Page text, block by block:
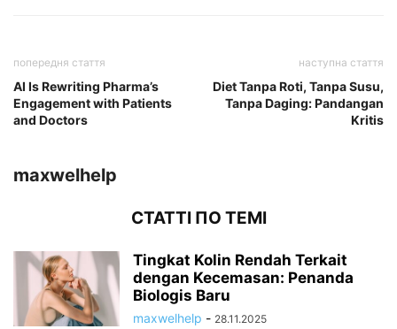
попередня стаття
AI Is Rewriting Pharma’s
Engagement with Patients
and Doctors
наступна стаття
Diet Tanpa Roti, Tanpa Susu,
Tanpa Daging: Pandangan
Kritis
maxwelhelp
СТАТТІ ПО ТЕМІ
Tingkat Kolin Rendah Terkait
dengan Kecemasan: Penanda
Biologis Baru
maxwelhelp - 28.11.2025